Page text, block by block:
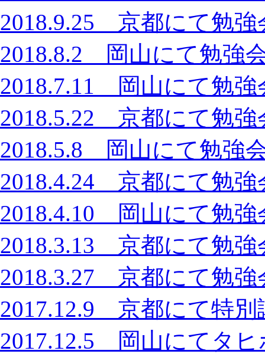
2018.9.25 京都にて勉
2018.8.2 岡山にて勉強
2018.7.11 岡山にて勉
2018.5.22 京都にて勉
2018.5.8 岡山にて勉強
2018.4.24 京都にて勉
2018.4.10 岡山にて勉
2018.3.13 京都にて勉
2018.3.27 京都にて勉
2017.12.9 京都にて特別
2017.12.5 岡山にてタ